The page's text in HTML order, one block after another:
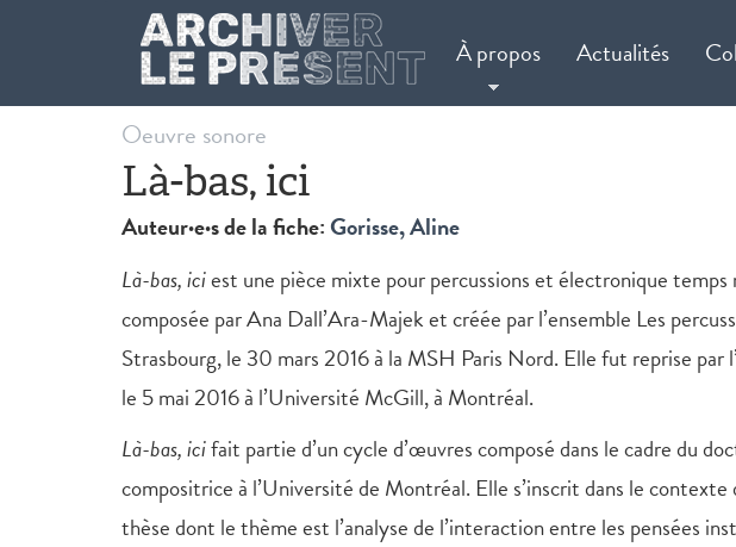
Aller au contenu principal
À propos Actualités
Oeuvre sonore
Là-bas, ici
Auteur·e·s de la fiche:Gorisse, Aline
Là-bas, iciest une pièce mixte pour percussions et électronique
composée par Ana Dall’Ara-Majek et créée par l’ensemble Les
Strasbourg, le 30 mars 2016 à la MSH Paris Nord. Elle fut reprise par
le 5 mai 2016 à l’Université McGill, à Montréal.
Là-bas, icifait partie d’un cycle d’œuvres composé dans le cadre du
compositrice à l’Université de Montréal. Elle s’inscrit dans le contexte
thèse dont le thème est l’analyse de l’interaction entre les pensées